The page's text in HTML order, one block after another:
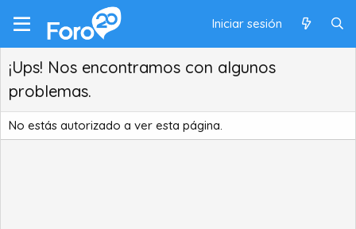
Iniciar sesión
¡Ups! Nos encontramos con algunos
problemas.
No estás autorizado a ver esta página.